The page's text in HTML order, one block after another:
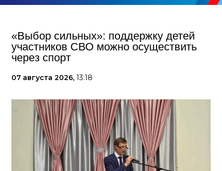
«Выбор сильных»: поддержку детей
участников СВО можно осуществить
через спорт
07 августа 2026, 13:18